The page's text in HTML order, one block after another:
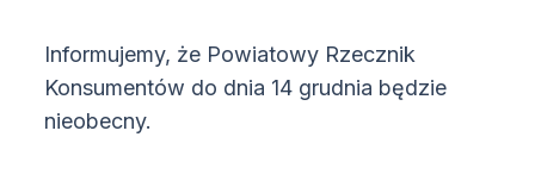
Informujemy, że Powiatowy Rzecznik
Konsumentów do dnia 14 grudnia będzie
nieobecny.